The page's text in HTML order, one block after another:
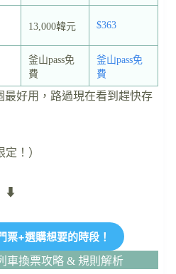
13,000韓元 $363
釜山pass免
費
釜山pass免
費
最好用，路過現在看到趕快存
定！）
⬇
票+選購想要的時段！
車換票攻略 & 規則解析